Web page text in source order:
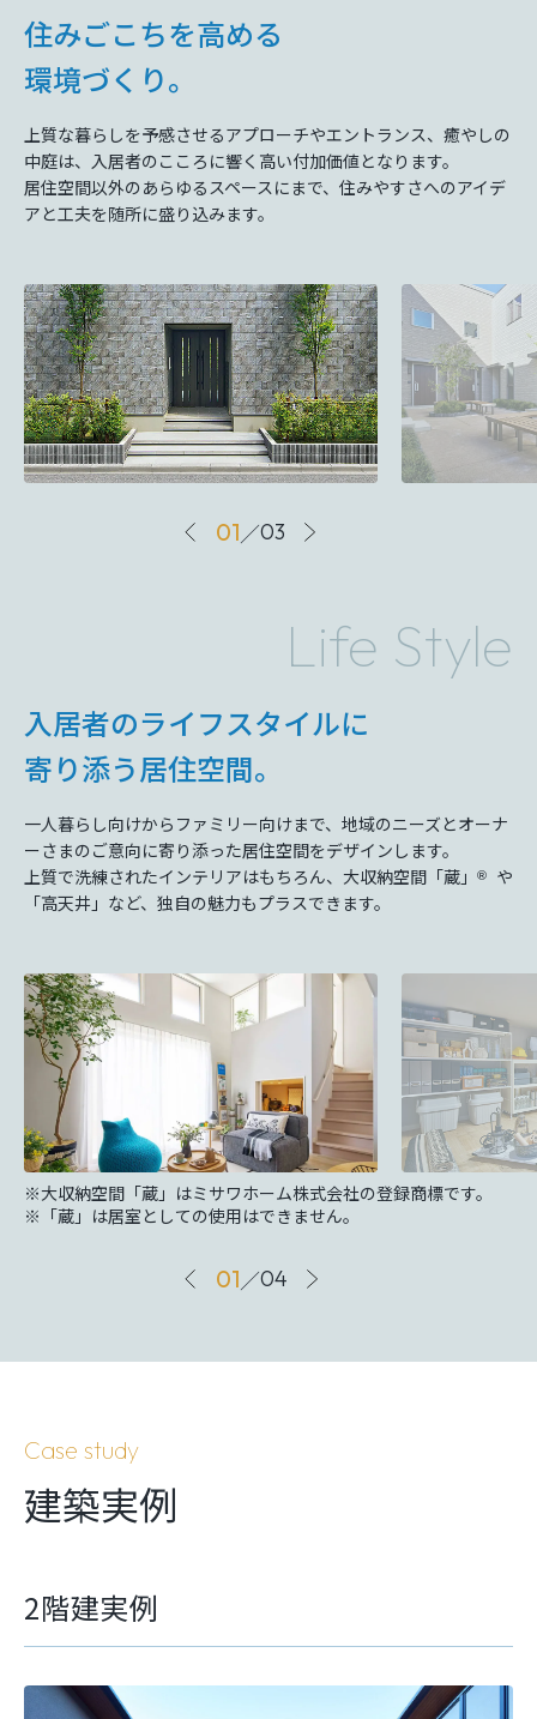
住みごこちを高める
環境づくり。
上質な暮らしを予感させるアプローチやエントランス、癒やしの
中庭は、入居者のこころに響く高い付加価値となります。
居住空間以外のあらゆるスペースにまで、住みやすさへのアイデ
アと工夫を随所に盛り込みます。
01／03
Life Style
入居者のライフスタイルに
寄り添う居住空間。
⼀⼈暮らし向けからファミリー向けまで、地域のニーズとオーナ
ーさまのご意向に寄り添った居住空間をデザインします。
上質で洗練されたインテリアはもちろん、⼤収納空間「蔵」
Ⓡ
や
「⾼天井」など、独⾃の魅⼒もプラスできます。
01／04
※大収納空間「蔵」はミサワホーム株式会社の登録商標です。
※「蔵」は居室としての使用はできません。
Case study
建築実例
2階建実例